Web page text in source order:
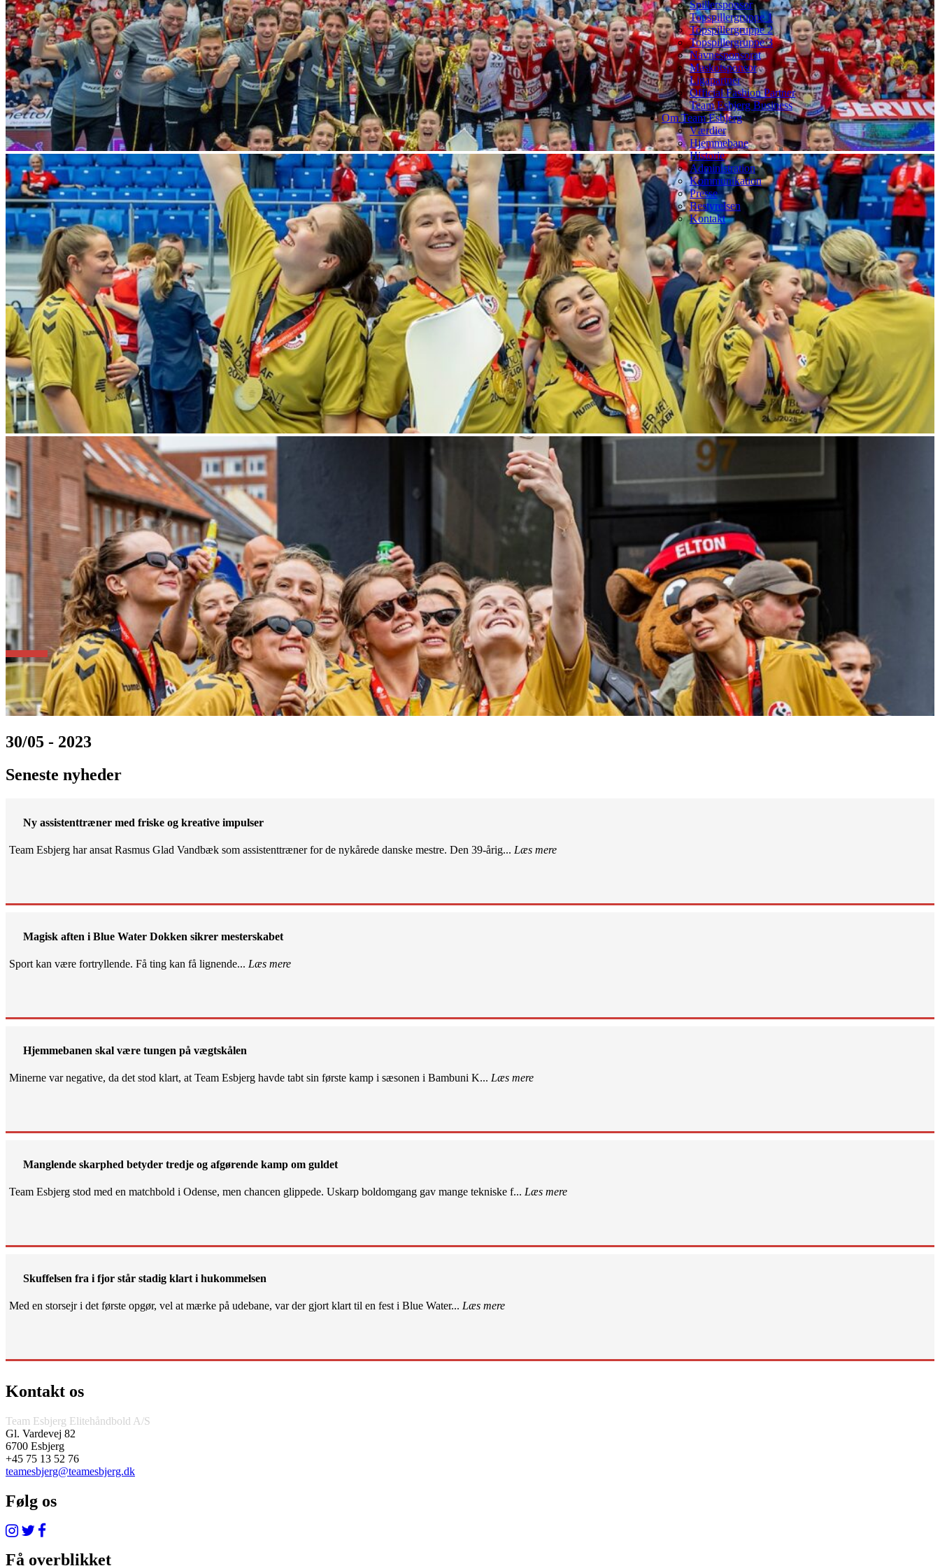
Spillersponsor
Topspillergruppe 1
Topspillergruppe 2
Topspillergruppe 3
Navnesponsorat
Maskotsponsor
Ligapartner
Official Fashion Partner
Team Esbjerg Business
Om Team Esbjerg
Værdier
Hjemmebane
Historie
Administration
Kommunikation
Presse
Bestyrelsen
Kontakt
30/05 - 2023
Seneste nyheder
Ny assistenttræner med friske og kreative impulser
Team Esbjerg har ansat Rasmus Glad Vandbæk som assistenttræner for de nykårede danske mestre. Den 39-årig... Læs mere
Magisk aften i Blue Water Dokken sikrer mesterskabet
Sport kan være fortryllende. Få ting kan få lignende... Læs mere
Hjemmebanen skal være tungen på vægtskålen
Minerne var negative, da det stod klart, at Team Esbjerg havde tabt sin første kamp i sæsonen i Bambuni K... Læs mere
Manglende skarphed betyder tredje og afgørende kamp om guldet
Team Esbjerg stod med en matchbold i Odense, men chancen glippede. Uskarp boldomgang gav mange tekniske f... Læs mere
Skuffelsen fra i fjor står stadig klart i hukommelsen
Med en storsejr i det første opgør, vel at mærke på udebane, var der gjort klart til en fest i Blue Water... Læs mere
Kontakt os
Team Esbjerg Elitehåndbold A/S
Gl. Vardevej 82
6700 Esbjerg
+45 75 13 52 76
teamesbjerg@teamesbjerg.dk
Følg os
Få overblikket